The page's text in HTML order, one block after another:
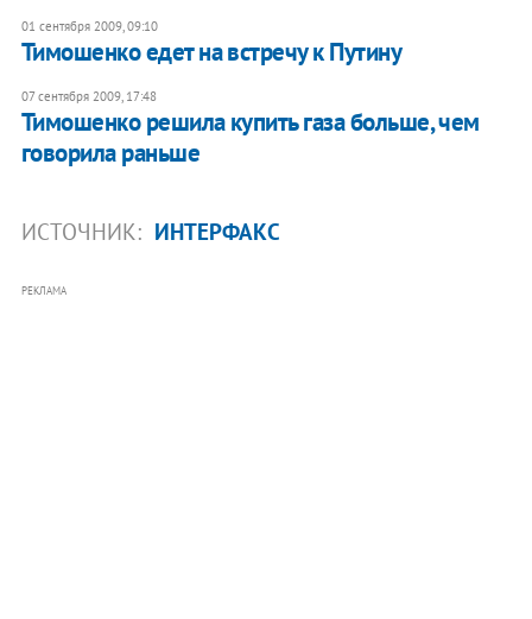
01 сентября 2009, 09:10
Тимошенко едет на встречу к Путину
07 сентября 2009, 17:48
Тимошенко решила купить газа больше, чем
говорила раньше
ИСТОЧНИК: ИНТЕРФАКС
РЕКЛАМА